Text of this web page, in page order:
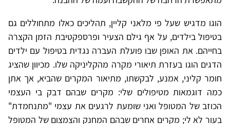
הוגו מדגיש שעל פי מלאני קליין, תהליכים כאלו מתחוללים גם
בטיפול בילדים, על אף גילם הצעיר ופרספקטיבת הזמן הקצרה
בחייהם. את האופן שבו פועלת העברה נגדית בטיפול עם ילדים
הדגים הוגו בעזרת תיאורי מקרה מהקליניקה שלו. מכיוון שהציג
חומר קליני, אמנע, לבקשתו, מתיאור המקרים שהביא, אך אתן
כמה דוגמאות מטיפולים שלי: מקרים שבהם דבק בי העצמי
הכוזב של המטופל ואני שומעת לרגעים את עצמי "מתנחמדת"
בעור לא לי; מקרים אחרים שבהם המחנק והצמצום של המטופל